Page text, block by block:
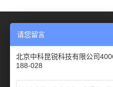
Navigation
底部导航
请您留言
北京中科昆锐科技有限公司
188-028